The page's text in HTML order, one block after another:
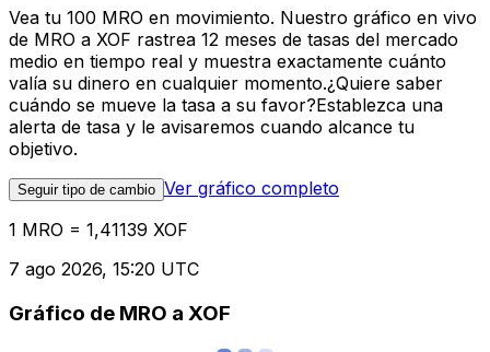
Vea tu 100 MRO en movimiento. Nuestro gráfico en vivo
de MRO a XOF rastrea 12 meses de tasas del mercado
medio en tiempo real y muestra exactamente cuánto
valía su dinero en cualquier momento.¿Quiere saber
cuándo se mueve la tasa a su favor?Establezca una
alerta de tasa y le avisaremos cuando alcance tu
objetivo.
Seguir tipo de cambio Ver gráfico completo
1 MRO = 1,41139 XOF
7 ago 2026, 15:20 UTC
Gráfico de MRO a XOF